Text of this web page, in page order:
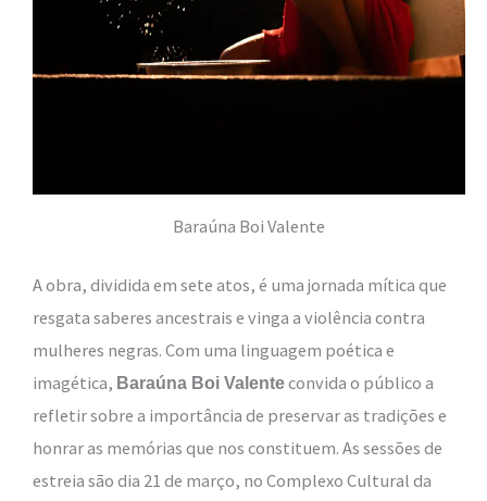
Baraúna Boi Valente
A obra, dividida em sete atos, é uma jornada mítica que
resgata saberes ancestrais e vinga a violência contra
mulheres negras. Com uma linguagem poética e
imagética, Baraúna Boi Valenteconvida o público a
refletir sobre a importância de preservar as tradições e
honrar as memórias que nos constituem. As sessões de
estreia são dia 21 de março, no Complexo Cultural da